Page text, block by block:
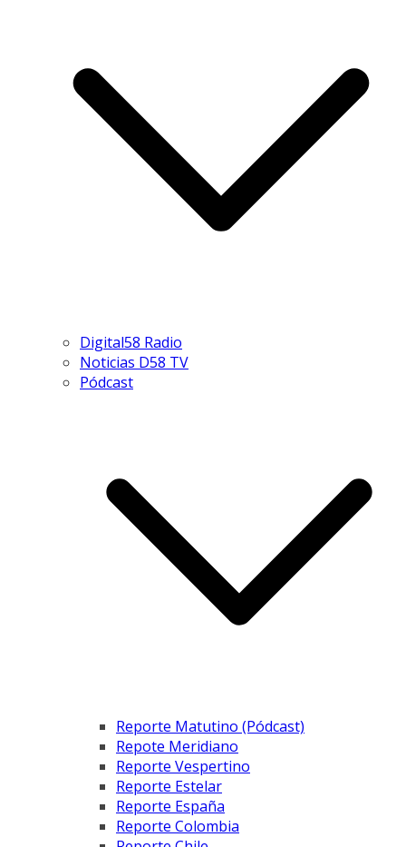
Digital58 Radio
Noticias D58 TV
Pódcast
Reporte Matutino (Pódcast)
Repote Meridiano
Reporte Vespertino
Reporte Estelar
Reporte España
Reporte Colombia